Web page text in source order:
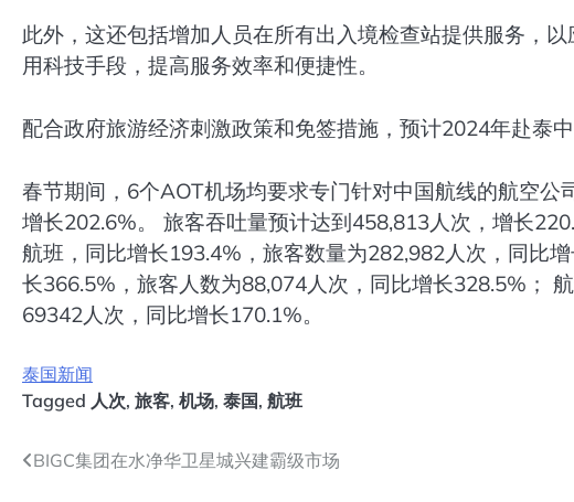
此外，这还包括增加人员在所有出入境检查站提供服务，
用科技手段，提高服务效率和便捷性。
配合政府旅游经济刺激政策和免签措施，预计2024年赴泰
春节期间，6个AOT机场均要求专门针对中国航线的航空公
增长202.6%。 旅客吞吐量预计达到458,813人次，增长
航班，同比增长193.4%，旅客数量为282,982人次，同比
长366.5%，旅客人数为88,074人次，同比增长328.5%；
69342人次，同比增长170.1%。
泰国新闻
Tagged 人次, 旅客, 机场, 泰国, 航班
文BIGC集团在水净华卫星城兴建霸级市场